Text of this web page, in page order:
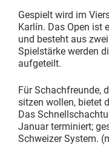
Gespielt wird im
Karlín. Das Open ist
und besteht aus
Spielstärke werden
aufgeteilt.
Für Schachfreunde,
sitzen wollen, bietet
Das
Januar terminiert;
Schweizer System.